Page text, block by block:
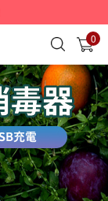
0
查看